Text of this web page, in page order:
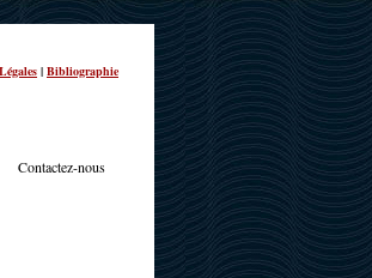
| Bibliographie
Contactez-nous